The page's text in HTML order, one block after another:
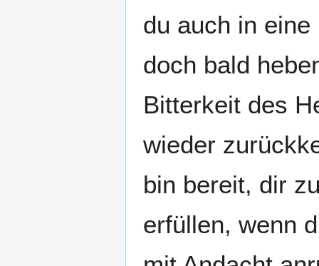
du auch in
doch bald
Bitterkeit des
wieder
bin bereit, dir
erfüllen, wenn